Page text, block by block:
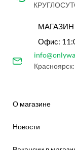
МАГАЗИН
Офис:
О магазине
Новости